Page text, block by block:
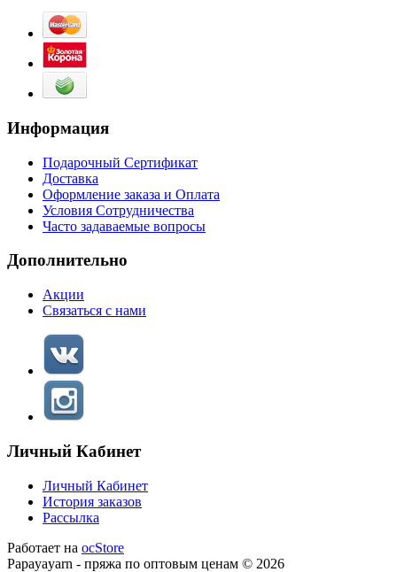
Информация
Подарочный Сертификат
Доставка
Оформление заказа и Оплата
Условия Сотрудничества
Часто задаваемые вопросы
Дополнительно
Акции
Связаться с нами
Личный Кабинет
Личный Кабинет
История заказов
Рассылка
Работает на ocStore
Papayayarn - пряжа по оптовым ценам © 2026